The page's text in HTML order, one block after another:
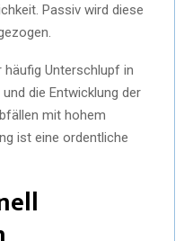
Passiv wird diese
Unterschlupf in
die Entwicklung der
mit hohem
ist eine ordentliche